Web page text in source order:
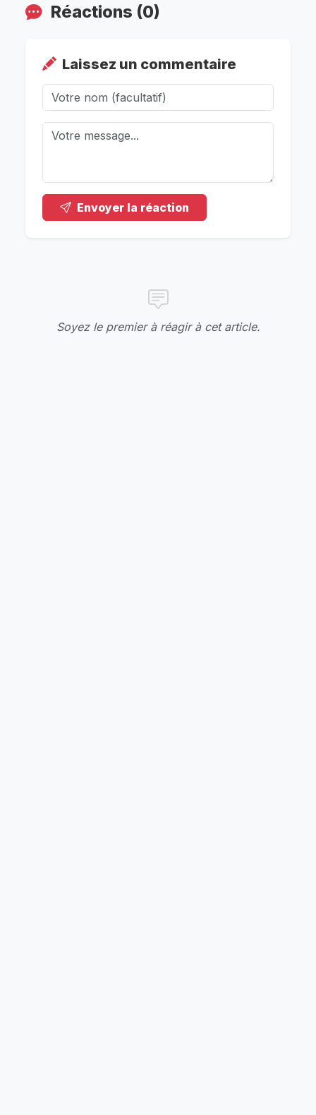
Réactions (0)
Laissez un commentaire
Envoyer la réaction
Soyez le premier à réagir à cet article.